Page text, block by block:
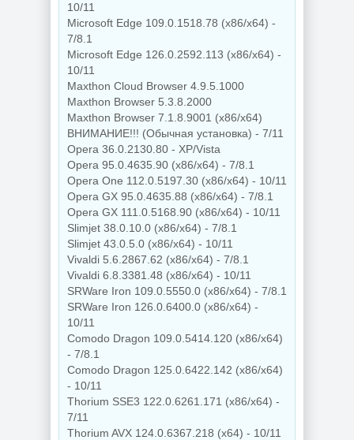
10/11
Microsoft Edge 109.0.1518.78 (x86/x64) -
7/8.1
Microsoft Edge 126.0.2592.113 (x86/x64) -
10/11
Maxthon Cloud Browser 4.9.5.1000
Maxthon Browser 5.3.8.2000
Maxthon Browser 7.1.8.9001 (x86/x64)
ВНИМАНИЕ!!! (Обычная установка) - 7/11
Opera 36.0.2130.80 - XP/Vista
Opera 95.0.4635.90 (x86/x64) - 7/8.1
Opera One 112.0.5197.30 (x86/x64) - 10/11
Opera GX 95.0.4635.88 (x86/x64) - 7/8.1
Opera GX 111.0.5168.90 (x86/x64) - 10/11
Slimjet 38.0.10.0 (x86/x64) - 7/8.1
Slimjet 43.0.5.0 (x86/x64) - 10/11
Vivaldi 5.6.2867.62 (x86/x64) - 7/8.1
Vivaldi 6.8.3381.48 (x86/x64) - 10/11
SRWare Iron 109.0.5550.0 (x86/x64) - 7/8.1
SRWare Iron 126.0.6400.0 (x86/x64) -
10/11
Comodo Dragon 109.0.5414.120 (x86/x64)
- 7/8.1
Comodo Dragon 125.0.6422.142 (x86/x64)
- 10/11
Thorium SSE3 122.0.6261.171 (x86/x64) -
7/11
Thorium AVX 124.0.6367.218 (x64) - 10/11